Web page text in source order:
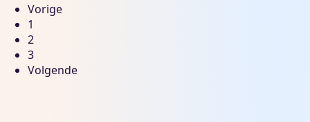
Vorige
1
2
3
Volgende